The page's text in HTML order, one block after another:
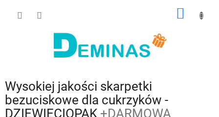
Wysokiej jakości skarpetki
bezuciskowe dla cukrzyków -
DZIEWIĘCIOPAK +DARMOWA